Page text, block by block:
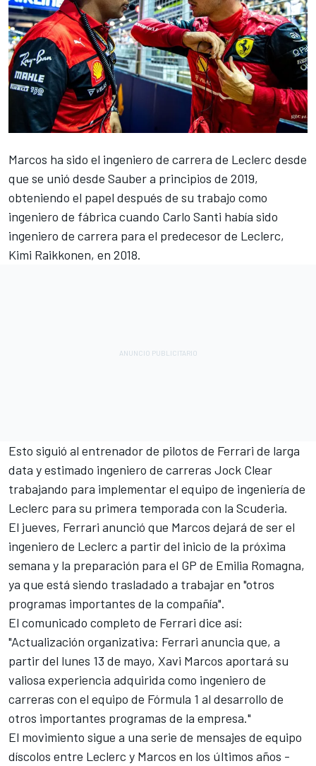
Marcos ha sido el ingeniero de carrera de Leclerc desde
que se unió desde Sauber a principios de 2019,
obteniendo el papel después de su trabajo como
ingeniero de fábrica cuando Carlo Santi había sido
ingeniero de carrera para el predecesor de Leclerc,
Kimi Raikkonen, en 2018.
Esto siguió al entrenador de pilotos de Ferrari de larga
data y estimado ingeniero de carreras Jock Clear
trabajando para implementar el equipo de ingeniería de
Leclerc para su primera temporada con la Scuderia.
El jueves, Ferrari anunció que Marcos dejará de ser el
ingeniero de Leclerc a partir del inicio de la próxima
semana y la preparación para el GP de Emilia Romagna,
ya que está siendo trasladado a trabajar en "otros
programas importantes de la compañía".
El comunicado completo de Ferrari dice así:
"Actualización organizativa: Ferrari anuncia que, a
partir del lunes 13 de mayo, Xavi Marcos aportará su
valiosa experiencia adquirida como ingeniero de
carreras con el equipo de Fórmula 1 al desarrollo de
otros importantes programas de la empresa."
El movimiento sigue a una serie de mensajes de equipo
díscolos entre Leclerc y Marcos en los últimos años -